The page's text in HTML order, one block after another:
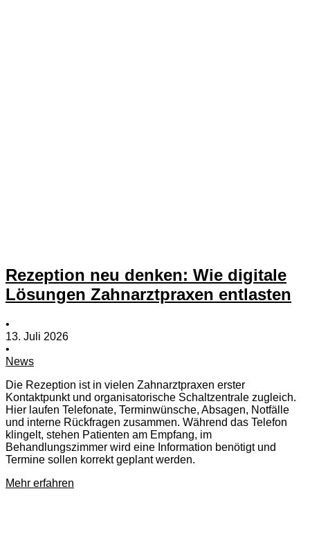
Rezeption neu denken: Wie digitale
Lösungen Zahnarztpraxen entlasten
•
13. Juli 2026
•
News
Die Rezeption ist in vielen Zahnarztpraxen erster
Kontaktpunkt und organisatorische Schaltzentrale zugleich.
Hier laufen Telefonate, Terminwünsche, Absagen, Notfälle
und interne Rückfragen zusammen. Während das Telefon
klingelt, stehen Patienten am Empfang, im
Behandlungszimmer wird eine Information benötigt und
Termine sollen korrekt geplant werden.
Mehr erfahren